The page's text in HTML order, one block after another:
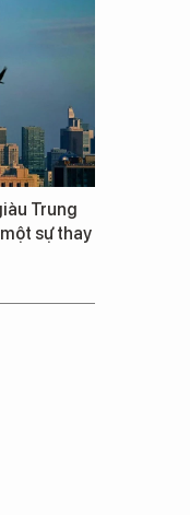
Trung
sự thay